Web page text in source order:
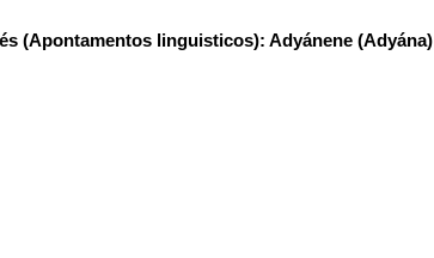
(Apontamentos linguisticos): Adyánene (Adyána)